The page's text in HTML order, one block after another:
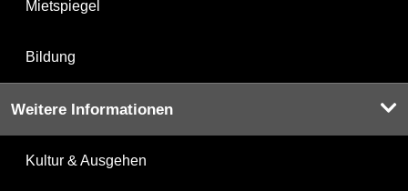
Mietspiegel
Bildung
Weitere Informationen
Kultur & Ausgehen